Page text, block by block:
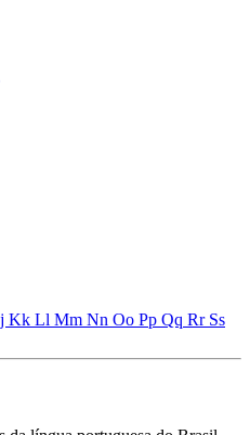
Kk Ll Mm Nn Oo Pp Qq Rr Ss